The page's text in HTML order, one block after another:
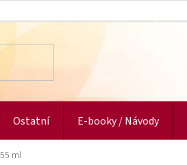
Ostatní E-booky / Návody
ml